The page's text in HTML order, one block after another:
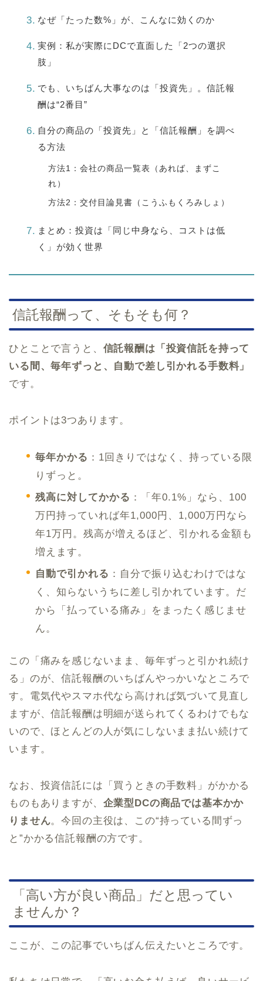
なぜ「たった数%」が、こんなに効くのか
実例：私が実際にDCで直面した「2つの選択
肢」
でも、いちばん大事なのは「投資先」。信託報
酬は“2番目”
自分の商品の「投資先」と「信託報酬」を調べ
る方法
方法1：会社の商品一覧表（あれば、まずこ
れ）
方法2：交付目論見書（こうふもくろみしょ）
まとめ：投資は「同じ中身なら、コストは低
く」が効く世界
信託報酬って、そもそも何？
ひとことで言うと、 信託報酬は「投資信託を持って
いる間、毎年ずっと、自動で差し引かれる手数料」
です。
ポイントは3つあります。
毎年かかる ：1回きりではなく、持っている限
りずっと。
残高に対してかかる ：「年0.1%」なら、100
万円持っていれば年1,000円、1,000万円なら
年1万円。残高が増えるほど、引かれる金額も
増えます。
自動で引かれる ：自分で振り込むわけではな
く、知らないうちに差し引かれています。だ
から「払っている痛み」をまったく感じませ
ん。
この「痛みを感じないまま、毎年ずっと引かれ続け
る」のが、信託報酬のいちばんやっかいなところで
す。電気代やスマホ代なら高ければ気づいて見直し
ますが、信託報酬は明細が送られてくるわけでもな
いので、ほとんどの人が気にしないまま払い続けて
います。
なお、投資信託には「買うときの手数料」がかかる
ものもありますが、 企業型DCの商品では基本かか
りません。今回の主役は、この“持っている間ずっ
と”かかる信託報酬の方です。
「高い方が良い商品」だと思ってい
ませんか？
ここが、この記事でいちばん伝えたいところです。